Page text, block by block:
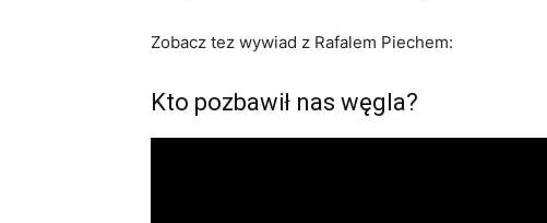
Zobacz tez wywiad z Rafalem Piechem:
Kto pozbawił nas węgla?